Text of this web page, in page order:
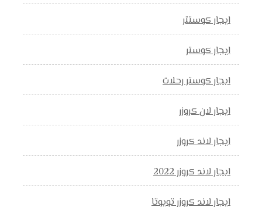
ايجار كوستتر
ايجار كوستر
ايجار كوستر رحلات
ايجار لان كروزر
ايجار لاند كروزر
ايجار لاند كروزر 2022
ايجار لاند كروزر تويوتا